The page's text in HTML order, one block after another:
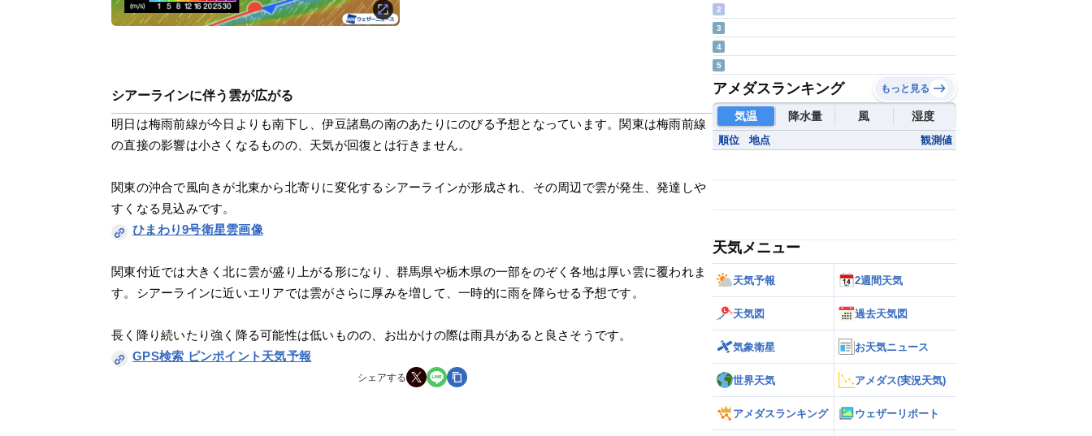
シアーラインに伴う雲が広がる
明日は梅雨前線が今日よりも南下し、伊豆諸島の南のあたりにのびる予想となっています。関東は梅雨前線
の直接の影響は小さくなるものの、天気が回復とは行きません。
関東の沖合で風向きが北東から北寄りに変化するシアーラインが形成され、その周辺で雲が発生、発達しや
すくなる見込みです。
ひまわり9号衛星雲画像
関東付近では大きく北に雲が盛り上がる形になり、群馬県や栃木県の一部をのぞく各地は厚い雲に覆われま
す。シアーラインに近いエリアでは雲がさらに厚みを増して、一時的に雨を降らせる予想です。
長く降り続いたり強く降る可能性は低いものの、お出かけの際は雨具があると良さそうです。
GPS検索 ピンポイント天気予報
シェアする
2
3
4
5
アメダスランキング もっと見る
気温 降水量 風 湿度
順位 地点 観測値
天気メニュー
天気予報 2週間天気
天気図 過去天気図
気象衛星 お天気ニュース
世界天気 アメダス(実況天気)
アメダスランキング ウェザーリポート